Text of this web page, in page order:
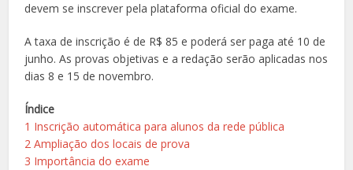
devem se inscrever pela plataforma oficial do exame.
A taxa de inscrição é de R$ 85 e poderá ser paga até 10 de
junho. As provas objetivas e a redação serão aplicadas nos
dias 8 e 15 de novembro.
Índice
1 Inscrição automática para alunos da rede pública
2 Ampliação dos locais de prova
3 Importância do exame